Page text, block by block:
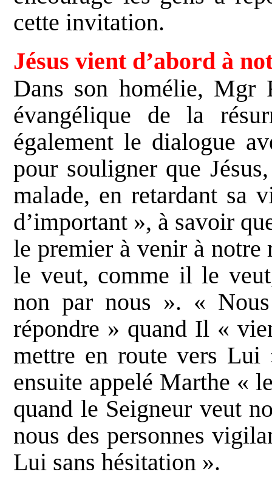
cette invitation.
Jésus vient d’abord à
Dans son homélie, Mgr
évangélique de la
également le dialogue
pour souligner que
malade, en retardant sa
d’important », à savoir
le premier à venir à notre
le veut, comme il le
non par nous ». « Nous
répondre » quand Il «
mettre en route vers
ensuite appelé Marthe «
quand le Seigneur veut
nous des personnes
Lui sans hésitation ».